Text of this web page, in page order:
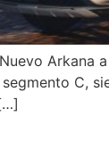
Arkana
C,